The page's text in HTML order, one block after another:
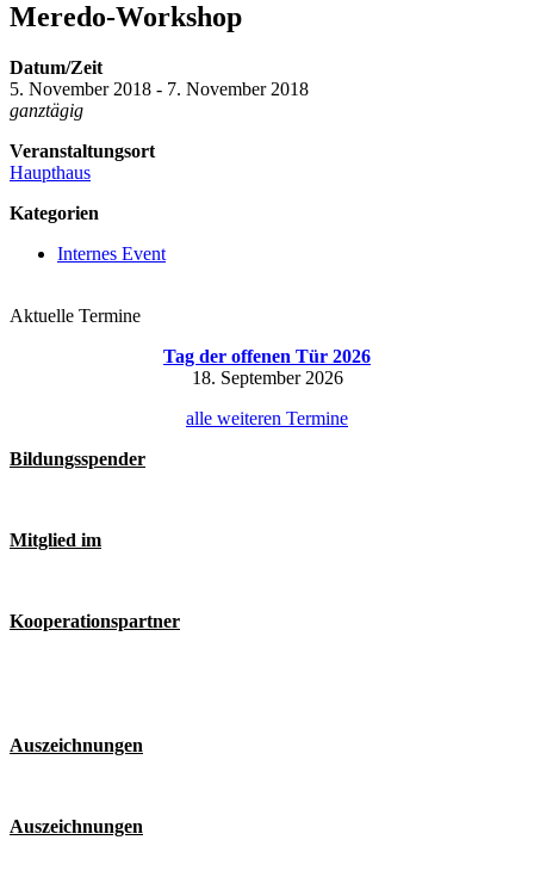
Meredo-Workshop
Datum/Zeit
5. November 2018 - 7. November 2018
ganztägig
Veranstaltungsort
Haupthaus
Kategorien
Internes Event
Aktuelle Termine
Tag der offenen Tür 2026
18. September 2026
alle weiteren Termine
Bildungsspender
Mitglied im
Kooperationspartner
Auszeichnungen
Auszeichnungen